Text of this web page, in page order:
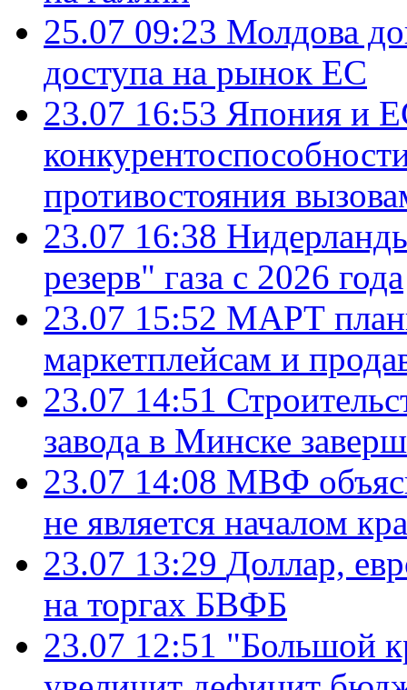
25.07 09:23 Молдова
доступа на рынок ЕС
23.07 16:53 Япония и
противостояния
23.07 16:38
резерв" газа с 2026 года
23.07 15:52 МАРТ
маркетплейсам и
23.07 14:51
завода в Минске
23.07 14:08 МВФ
не является началом
23.07 13:29 Доллар,
на торгах БВФБ
23.07 12:51 "Большой